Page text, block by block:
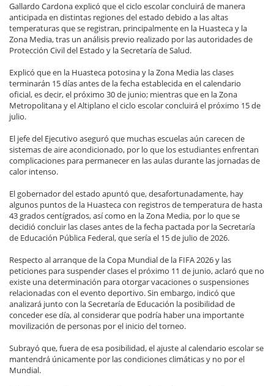
Gallardo Cardona explicó que el ciclo escolar concluirá de manera
anticipada en distintas regiones del estado debido a las altas
temperaturas que se registran, principalmente en la Huasteca y la
Zona Media, tras un análisis previo realizado por las autoridades de
Protección Civil del Estado y la Secretaría de Salud.
Explicó que en la Huasteca potosina y la Zona Media las clases
terminarán 15 días antes de la fecha establecida en el calendario
oficial, es decir, el próximo 30 de junio; mientras que en la Zona
Metropolitana y el Altiplano el ciclo escolar concluirá el próximo 15 de
julio.
El jefe del Ejecutivo aseguró que muchas escuelas aún carecen de
sistemas de aire acondicionado, por lo que los estudiantes enfrentan
complicaciones para permanecer en las aulas durante las jornadas de
calor intenso.
El gobernador del estado apuntó que, desafortunadamente, hay
algunos puntos de la Huasteca con registros de temperatura de hasta
43 grados centígrados, así como en la Zona Media, por lo que se
decidió concluir las clases antes de la fecha pactada por la Secretaría
de Educación Pública Federal, que sería el 15 de julio de 2026.
Respecto al arranque de la Copa Mundial de la FIFA 2026 y las
peticiones para suspender clases el próximo 11 de junio, aclaró que no
existe una determinación para otorgar vacaciones o suspensiones
relacionadas con el evento deportivo. Sin embargo, indicó que
analizará junto con la Secretaría de Educación la posibilidad de
conceder ese día, al considerar que podría haber una importante
movilización de personas por el inicio del torneo.
Subrayó que, fuera de esa posibilidad, el ajuste al calendario escolar se
mantendrá únicamente por las condiciones climáticas y no por el
Mundial.